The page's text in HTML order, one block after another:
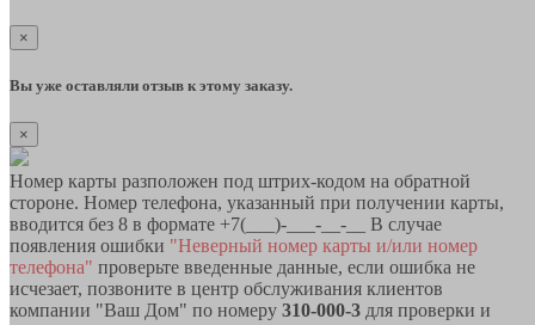
×
Вы уже оставляли отзыв к этому заказу.
×
Номер карты разположен под штрих-кодом на обратной
стороне. Номер телефона, указанный при получении карты,
вводится без 8 в формате +7(___)-___-__-__ В случае
появления ошибки "Неверный номер карты и/или номер
телефона" проверьте введенные данные, если ошибка не
исчезает, позвоните в центр обслуживания клиентов
компании "Ваш Дом" по номеру 310-000-3 для проверки и